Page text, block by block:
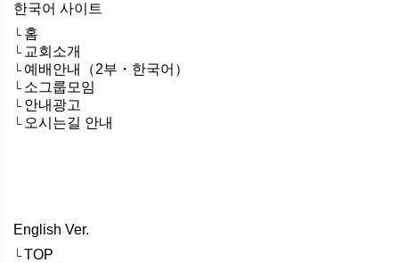
한국어 사이트
└ 홈
└ 교회소개
└ 예배안내（2부・한국어）
└ 소그룹모임
└ 안내광고
└ 오시는길 안내
English Ver.
└TOP